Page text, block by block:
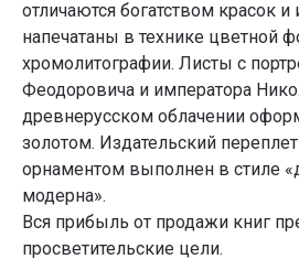
отличаются богатством красок
напечатаны в технике цветной
хромолитографии. Листы с
Феодоровича и императора
древнерусском облачении
золотом. Издательский
орнаментом выполнен в стиле
модерна».
Вся прибыль от продажи книг
просветительские цели.